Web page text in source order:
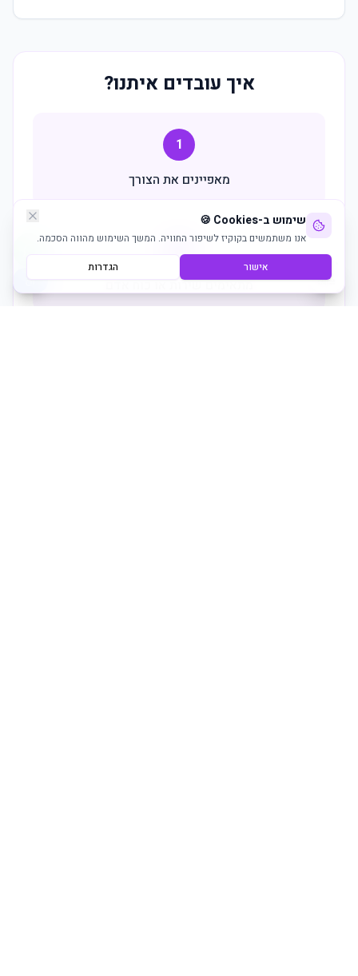
שימוש ב-Cookies 🍪
אנו משתמשים בקוקיז לשיפור החוויה. המשך השימוש מהווה הסכמה.
אישור
הגדרות
איך עובדים איתנו?
1
מאפיינים את הצורך
2
מתאימים שירות או כוח אדם